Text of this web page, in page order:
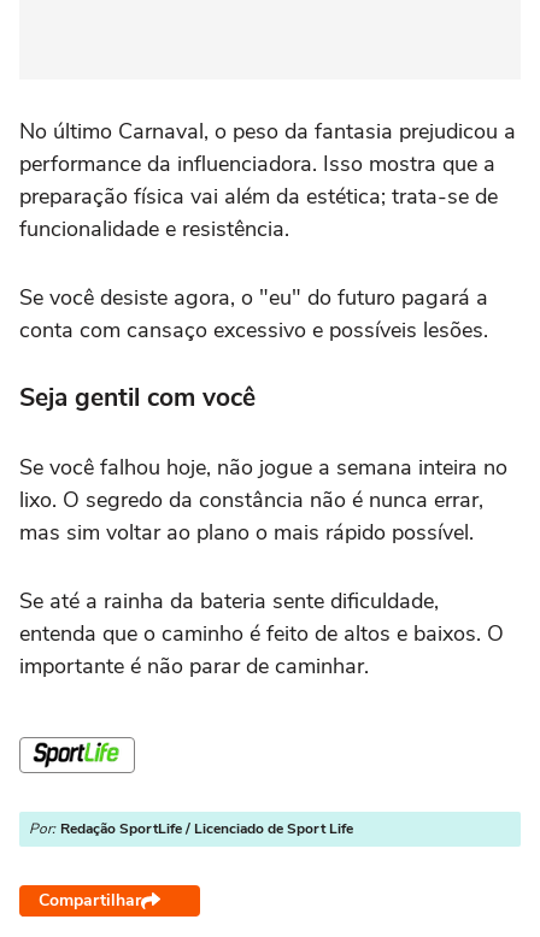
No último Carnaval, o peso da fantasia prejudicou a
performance da influenciadora. Isso mostra que a
preparação física vai além da estética; trata-se de
funcionalidade e resistência.
Se você desiste agora, o "eu" do futuro pagará a
conta com cansaço excessivo e possíveis lesões.
Seja gentil com você
Se você falhou hoje, não jogue a semana inteira no
lixo. O segredo da constância não é nunca errar,
mas sim voltar ao plano o mais rápido possível.
Se até a rainha da bateria sente dificuldade,
entenda que o caminho é feito de altos e baixos. O
importante é não parar de caminhar.
Por: Redação SportLife / Licenciado de Sport Life
Compartilhar